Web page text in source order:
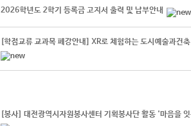
2026학년도 2학기 등록금 고지서 출력 및 납부안내
[학점교류 교과목 폐강안내] XR로 체험하는 도시예술과건축